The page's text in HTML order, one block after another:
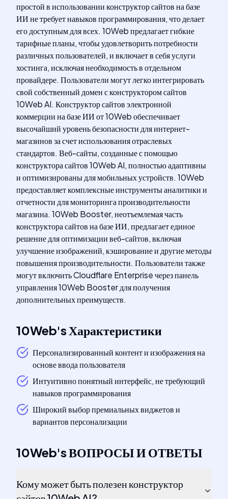
простой в использовании конструктор сайтов на базе
ИИ не требует навыков программирования, что делает
его доступным для всех. 10Web предлагает гибкие
тарифные планы, чтобы удовлетворить потребности
различных пользователей, и включает в себя услуги
хостинга, исключая необходимость в отдельном
провайдере. Пользователи могут легко интегрировать
свой собственный домен с конструктором сайтов
10Web AI. Конструктор сайтов электронной
коммерции на базе ИИ от 10Web обеспечивает
высочайший уровень безопасности для интернет-
магазинов за счет использования отраслевых
стандартов. Веб-сайты, созданные с помощью
конструктора сайтов 10Web AI, полностью адаптивны
и оптимизированы для мобильных устройств. 10Web
предоставляет комплексные инструменты аналитики и
отчетности для мониторинга производительности
магазина. 10Web Booster, неотъемлемая часть
конструктора сайтов на базе ИИ, предлагает единое
решение для оптимизации веб-сайтов, включая
улучшение изображений, кэширование и другие методы
повышения производительности. Пользователи также
могут включить Cloudflare Enterprise через панель
управления 10Web Booster для получения
дополнительных преимуществ.
10Web'sХарактеристики
Персонализированный контент и изображения на
основе ввода пользователя
Интуитивно понятный интерфейс, не требующий
навыков программирования
Широкий выбор премиальных виджетов и
вариантов персонализации
10Web'sВОПРОСЫ И ОТВЕТЫ
Кому может быть полезен конструктор